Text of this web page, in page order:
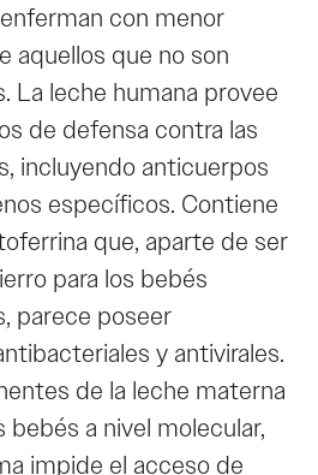
con menor
aquellos que no son
La leche humana provee
de defensa contra las
incluyendo anticuerpos
específicos. Contiene
que, aparte de ser
para los bebés
parece poseer
y antivirales.
de la leche materna
bebés a nivel molecular,
impide el acceso de